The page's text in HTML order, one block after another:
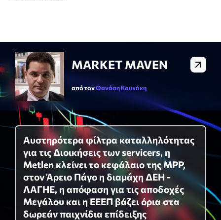
MARKET MAVEN
από τονΘανάση Κουκάκη
Αυστηρότερα φίλτρα καταλληλότητας
για τις Διοικήσεις των servicers, η
Metlen κλείνει το κεφάλαιο της MPP,
στον Άρειο Πάγο η διαμάχη ΔΕΗ -
ΛΑΓΗΕ, η απόφαση για τις αποδοχές
Μεγάλου και η ΕΕΕΠ βάζει όρια στα
δωρεάν παιχνίδια επίδειξης